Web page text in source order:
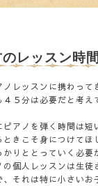
レッスン時
レッスンに携わって
５分は必要だと考え
アノを弾く時間は短
ときこそ身につけてほ
りととっていく必要
の個人レッスンは生徒
それは特に小さいお